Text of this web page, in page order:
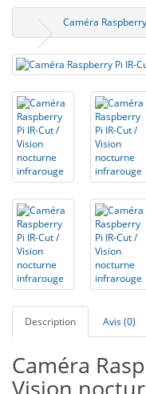
Caméra
Description Avis (0)
Caméra
Vision